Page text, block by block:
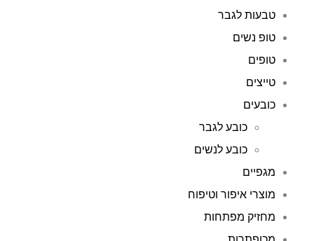
טבעות לגבר
טופ נשים
טופים
טייצים
כובעים
כובע לגבר
כובע לנשים
מגפיים
מוצרי איפור וטיפוח
מחזיק מפתחות